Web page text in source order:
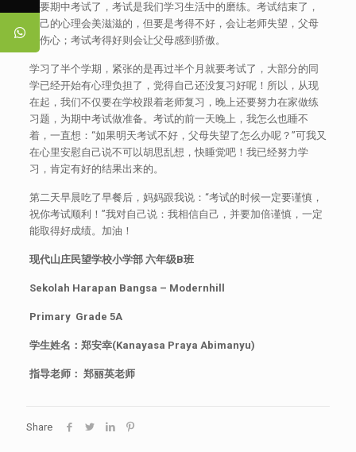
快要期中考试了，考试是我们学习生活中的磨练。考试结束了，
自己的心理会美滋滋的，但要是考得不好，会让老师失望，父母
会伤心；考试考得好则会让父母感到骄傲。
学习了半个学期，紧张的是再过半个月就要考试了，大部分的同
学已经开始有心理负担了，觉得自己还没复习好呢！所以，从现
在起，我们不仅要在学校跟着老师复习，晚上还要努力在家做练
习题，为期中考试做准备。考试的前一天晚上，我怎么也睡不
着，一直想：“如果明天考试不好，父母失望了怎么办呢？”可我又
在心里安慰自己说不可以胡思乱想，快睡觉吧！我已经努力学
习，肯定有好的结果出来的。
第二天早晨吃了早餐后，妈妈跟我说：“考试的时候一定要谨慎，
祝你考试顺利！”我对自己说：我相信自己，并要加倍谨慎，一定
能取得好成绩。加油！
现代山庄民望学校小学部 六年级B班
Sekolah Harapan Bangsa – Modernhill
Primary Grade 5A
学生姓名：郑安幸(Kanayasa Praya Abimanyu)
指导老师： 郑丽英老师
Share